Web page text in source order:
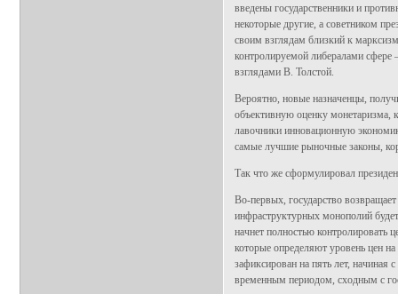
введены государственники и
некоторые другие, а советником
своим взглядам близкий к
контролируемой либералами сфере
взглядами В. Толстой.
Вероятно, новые назначенцы,
объективную оценку монетаризма,
лавочники инновационную
самые лучшие рыночные законы,
Так что же сформулировал
Во-первых, государство
инфраструктурных монополий
начнет полностью контролировать
которые определяют уровень цен
зафиксирован на пять лет, начиная
временным периодом, сходным с